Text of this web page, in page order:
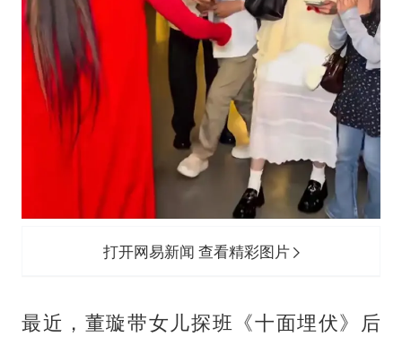
打开网易新闻 查看精彩图片
最近，董璇带女儿探班《十面埋伏》后